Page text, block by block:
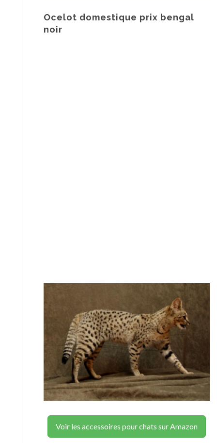
Ocelot domestique prix bengal
noir
Voir les accessoires pour chats sur Amazon